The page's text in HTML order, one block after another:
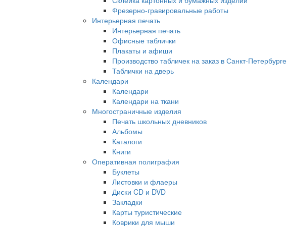
Фрезерно-гравировальные работы
Интерьерная печать
Интерьерная печать
Офисные таблички
Плакаты и афиши
Производство табличек на заказ в Санкт-Петербурге
Таблички на дверь
Календари
Календари
Календари на ткани
Многостраничные изделия
Печать школьных дневников
Альбомы
Каталоги
Книги
Оперативная полиграфия
Буклеты
Листовки и флаеры
Диски CD и DVD
Закладки
Карты туристические
Коврики для мыши